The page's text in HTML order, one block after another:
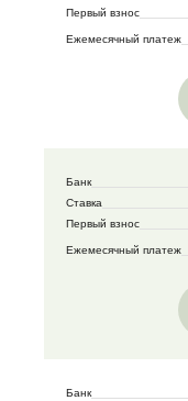
Первый взнос
Ежемесячный платеж
Банк
Ставка
Первый взнос
Ежемесячный платеж
Банк